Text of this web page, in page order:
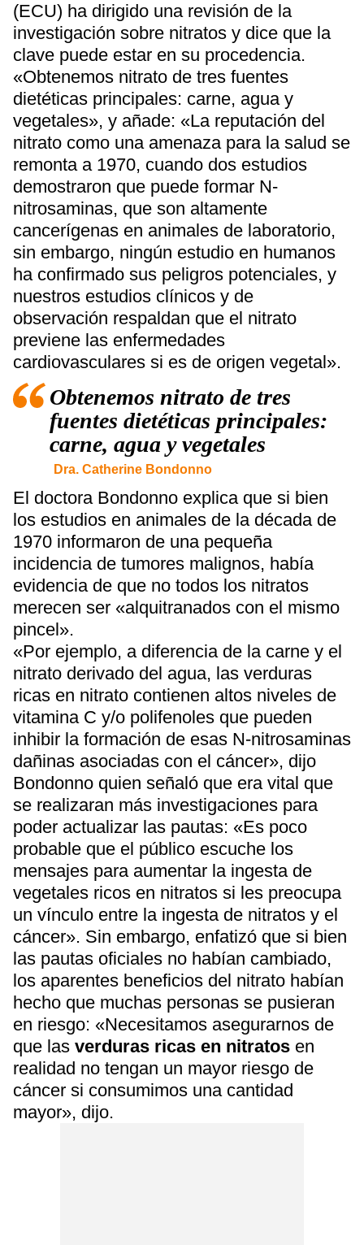
(ECU) ha dirigido una revisión de la
investigación sobre nitratos y dice que la
clave puede estar en su procedencia.
«Obtenemos nitrato de tres fuentes
dietéticas principales: carne, agua y
vegetales», y añade: «La reputación del
nitrato como una amenaza para la salud se
remonta a 1970, cuando dos estudios
demostraron que puede formar N-
nitrosaminas, que son altamente
cancerígenas en animales de laboratorio,
sin embargo, ningún estudio en humanos
ha confirmado sus peligros potenciales, y
nuestros estudios clínicos y de
observación respaldan que el nitrato
previene las enfermedades
cardiovasculares si es de origen vegetal».
Obtenemos nitrato de tres
fuentes dietéticas principales:
carne, agua y vegetales
Dra. Catherine Bondonno
El doctora Bondonno explica que si bien
los estudios en animales de la década de
1970 informaron de una pequeña
incidencia de tumores malignos, había
evidencia de que no todos los nitratos
merecen ser «alquitranados con el mismo
pincel».
«Por ejemplo, a diferencia de la carne y el
nitrato derivado del agua, las verduras
ricas en nitrato contienen altos niveles de
vitamina C y/o polifenoles que pueden
inhibir la formación de esas N-nitrosaminas
dañinas asociadas con el cáncer», dijo
Bondonno quien señaló que era vital que
se realizaran más investigaciones para
poder actualizar las pautas: «Es poco
probable que el público escuche los
mensajes para aumentar la ingesta de
vegetales ricos en nitratos si les preocupa
un vínculo entre la ingesta de nitratos y el
cáncer». Sin embargo, enfatizó que si bien
las pautas oficiales no habían cambiado,
los aparentes beneficios del nitrato habían
hecho que muchas personas se pusieran
en riesgo: «Necesitamos asegurarnos de
que las verduras ricas en nitratos en
realidad no tengan un mayor riesgo de
cáncer si consumimos una cantidad
mayor», dijo.